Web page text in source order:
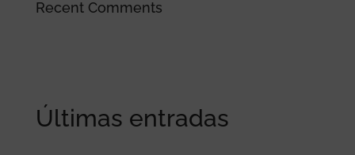
Recent Comments
Últimas entradas